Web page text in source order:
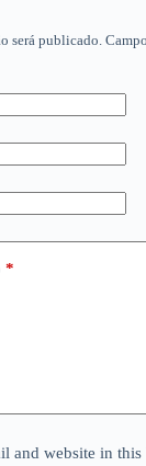
será publicado.
*
and website in